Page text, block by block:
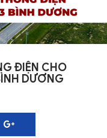
ĐIỆN CHO
DƯƠNG